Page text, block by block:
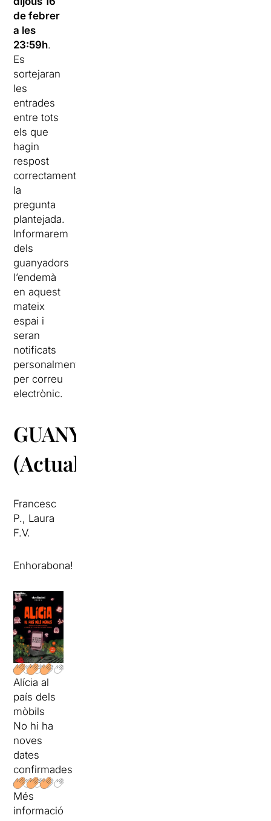
de febrer
a les
23:59h.
Es
sortejaran
les
entrades
entre tots
els que
hagin
respost
correctament
la
pregunta
plantejada.
Informarem
dels
guanyadors
l’endemà
en aquest
mateix
espai i
seran
notificats
personalment
per correu
electrònic.
GUANYADORS
(Actualitzat)
Francesc
P., Laura
F.V.
Enhorabona!
Alícia al
país dels
mòbils
No hi ha
noves
dates
confirmades
Més
informació